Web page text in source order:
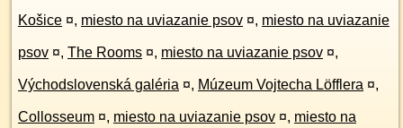
Košice ¤, miesto na uviazanie psov ¤, miesto na uviazanie
psov ¤, The Rooms ¤, miesto na uviazanie psov ¤,
Východslovenská galéria ¤, Múzeum Vojtecha Löfflera ¤,
Collosseum ¤, miesto na uviazanie psov ¤, miesto na